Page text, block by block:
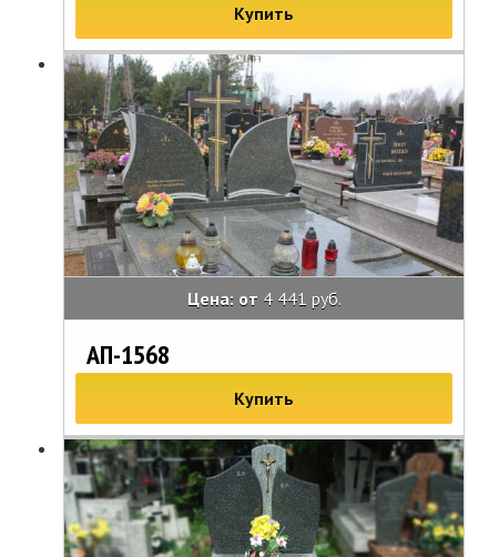
Купить
Цена: от 4 441 руб.
АП-1568
Купить